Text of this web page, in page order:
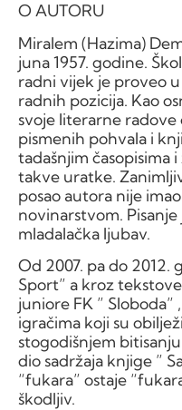
O AUTORU
Miralem (Hazima)
juna 1957. godine.
radni vijek je proveo
radnih pozicija. Kao
svoje literarne
pismenih pohvala i
tadašnjim časopisima
takve uratke.
posao autora nije
novinarstvom.
mladalačka ljubav.
Od 2007. pa do 2012.
Sport” a kroz
juniore FK ”
igračima koji su
stogodišnjem
dio sadržaja knjige ”
“fukara” ostaje
škodljiv.